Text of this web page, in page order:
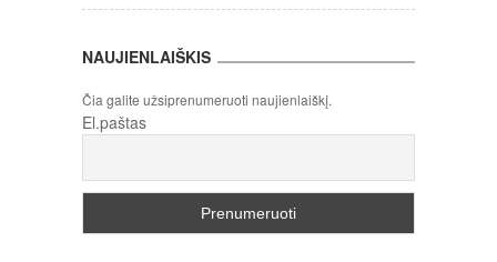
NAUJIENLAIŠKIS
Čia galite užsiprenumeruoti naujienlaiškį.
El.paštas